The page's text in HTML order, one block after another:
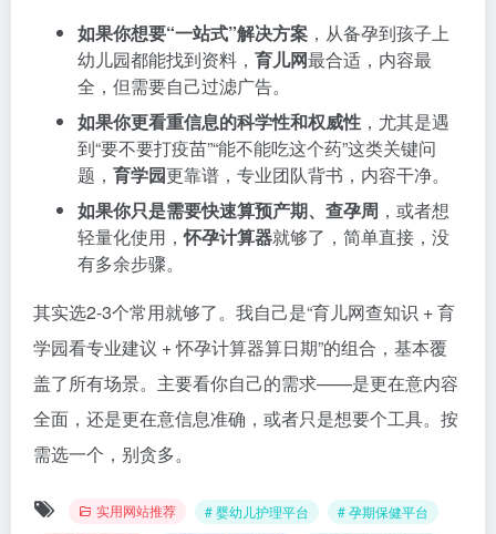
如果你想要“一站式”解决方案 ，从备孕到孩子上
幼儿园都能找到资料， 育儿网最合适，内容最
全，但需要自己过滤广告。
如果你更看重信息的科学性和权威性 ，尤其是遇
到“要不要打疫苗”“能不能吃这个药”这类关键问
题， 育学园更靠谱，专业团队背书，内容干净。
如果你只是需要快速算预产期、查孕周 ，或者想
轻量化使用，怀孕计算器就够了，简单直接，没
有多余步骤。
其实选2-3个常用就够了。我自己是“育儿网查知识 + 育
学园看专业建议 + 怀孕计算器算日期”的组合，基本覆
盖了所有场景。主要看你自己的需求——是更在意内容
全面，还是更在意信息准确，或者只是想要个工具。按
需选一个，别贪多。
实用网站推荐 # 婴幼儿护理平台
# 孕期保健平台